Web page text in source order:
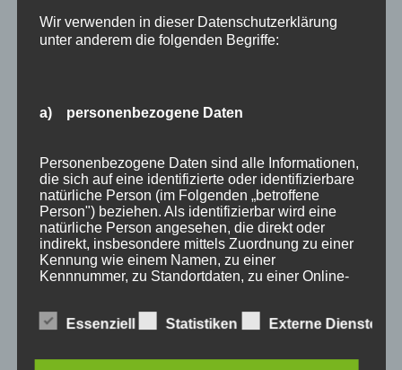
Wir Oberstdorfer
Stichworte
allgäu allgäuer alpen alpen angebot Auszeit
bayern bergbahnen berge event
ferienwohnungen fewo Fewo Rabatt
Wir verwenden in dieser Datenschutzerklärung
unter anderem die folgenden Begriffe:
a) personenbezogene Daten
Personenbezogene Daten sind alle Informationen,
die sich auf eine identifizierte oder identifizierbare
natürliche Person (im Folgenden „betroffene
Person") beziehen. Als identifizierbar wird eine
natürliche Person angesehen, die direkt oder
indirekt, insbesondere mittels Zuordnung zu einer
Kennung wie einem Namen, zu einer
Kennnummer, zu Standortdaten, zu einer Online-
besonderen Merkmalen, die Ausdruck der
physischen, physiologischen, genetischen,
sozialen Identität dieser natürlichen Person sind,
Essenziell Statistiken Externe Dienste